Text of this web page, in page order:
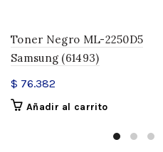
Toner Negro ML-2250D5
Samsung (61493)
$ 76.382
Añadir al carrito